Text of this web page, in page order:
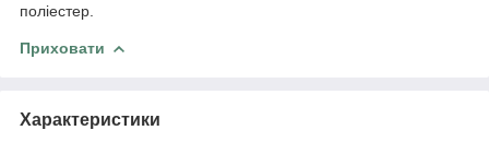
поліестер.
Приховати
Характеристики